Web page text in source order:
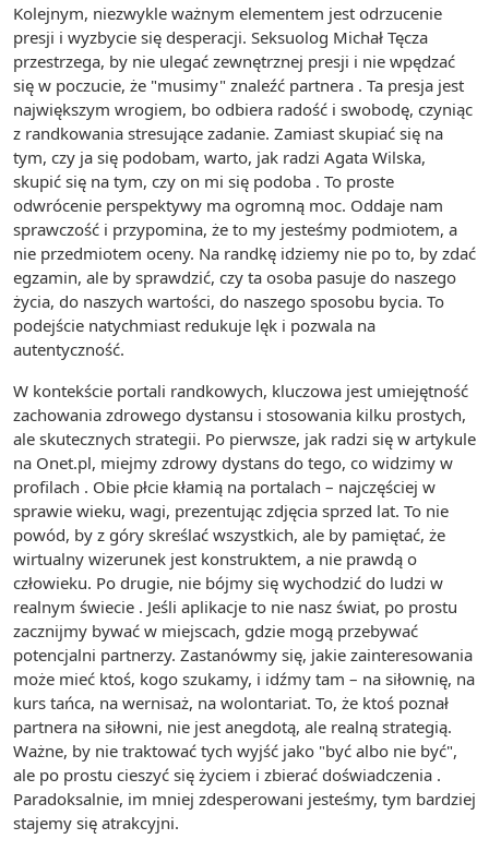
Kolejnym, niezwykle ważnym elementem jest odrzucenie
presji i wyzbycie się desperacji. Seksuolog Michał Tęcza
przestrzega, by nie ulegać zewnętrznej presji i nie wpędzać
się w poczucie, że "musimy" znaleźć partnera . Ta presja jest
największym wrogiem, bo odbiera radość i swobodę, czyniąc
z randkowania stresujące zadanie. Zamiast skupiać się na
tym, czy ja się podobam, warto, jak radzi Agata Wilska,
skupić się na tym, czy on mi się podoba . To proste
odwrócenie perspektywy ma ogromną moc. Oddaje nam
sprawczość i przypomina, że to my jesteśmy podmiotem, a
nie przedmiotem oceny. Na randkę idziemy nie po to, by zdać
egzamin, ale by sprawdzić, czy ta osoba pasuje do naszego
życia, do naszych wartości, do naszego sposobu bycia. To
podejście natychmiast redukuje lęk i pozwala na
autentyczność.
W kontekście portali randkowych, kluczowa jest umiejętność
zachowania zdrowego dystansu i stosowania kilku prostych,
ale skutecznych strategii. Po pierwsze, jak radzi się w artykule
na Onet.pl, miejmy zdrowy dystans do tego, co widzimy w
profilach . Obie płcie kłamią na portalach – najczęściej w
sprawie wieku, wagi, prezentując zdjęcia sprzed lat. To nie
powód, by z góry skreślać wszystkich, ale by pamiętać, że
wirtualny wizerunek jest konstruktem, a nie prawdą o
człowieku. Po drugie, nie bójmy się wychodzić do ludzi w
realnym świecie . Jeśli aplikacje to nie nasz świat, po prostu
zacznijmy bywać w miejscach, gdzie mogą przebywać
potencjalni partnerzy. Zastanówmy się, jakie zainteresowania
może mieć ktoś, kogo szukamy, i idźmy tam – na siłownię, na
kurs tańca, na wernisaż, na wolontariat. To, że ktoś poznał
partnera na siłowni, nie jest anegdotą, ale realną strategią.
Ważne, by nie traktować tych wyjść jako "być albo nie być",
ale po prostu cieszyć się życiem i zbierać doświadczenia .
Paradoksalnie, im mniej zdesperowani jesteśmy, tym bardziej
stajemy się atrakcyjni.